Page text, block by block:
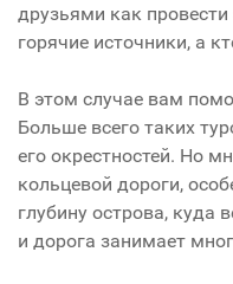
друзьями как провести
горячие источники, а
В этом случае вам
Больше всего таких
его окрестностей. Но
кольцевой дороги,
глубину острова, куда
и дорога занимает